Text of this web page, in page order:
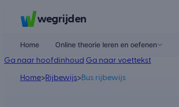
wegrijden
Home Online theorie leren en oefenen
Ga naar hoofdinhoud Ga naar voettekst
Home>Rijbewijs>Bus rijbewijs